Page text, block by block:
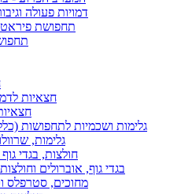
דמויות פעולה
תחפושת
חצאיות
גלימות ושכמיות לתחפושות
גלימות,
חולצות, בגדי
בגדי גוף, אוברולים
מחוכים, סטרפלס